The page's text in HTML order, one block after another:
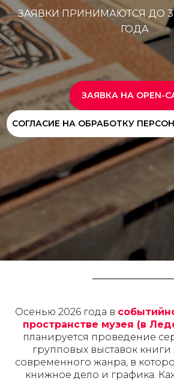
ЗАЯВКИ ПРИНИМАЮТСЯ ДО 31
ГОДА
ЗАЯВКА НА OPEN-
СОГЛАСИЕ НА ОБРАБОТКУ
Осенью 2026 года в
пространстве музея (в
планируется проведение
групповых выставок
современного жанра, в
книжное дело и графика.